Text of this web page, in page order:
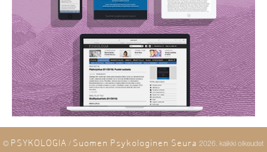
© PSYKOLOGIA / Suomen Psykologinen Seura 2026. kaikki oikeudet